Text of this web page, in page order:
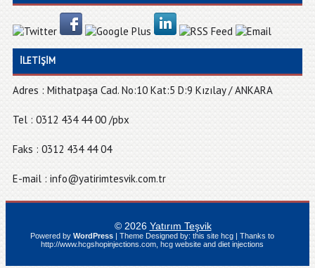
İLETIŞIM
Adres : Mithatpaşa Cad. No:10 Kat:5 D:9 Kızılay / ANKARA
Tel : 0312 434 44 00 /pbx
Faks : 0312 434 44 04
E-mail : info@yatirimtesvik.com.tr
© 2026 Yatırım Teşvik
Powered by WordPress | Theme Designed by: this site hcg | Thanks to
http://www.hcgshopinjections.com hcg website and diet injections